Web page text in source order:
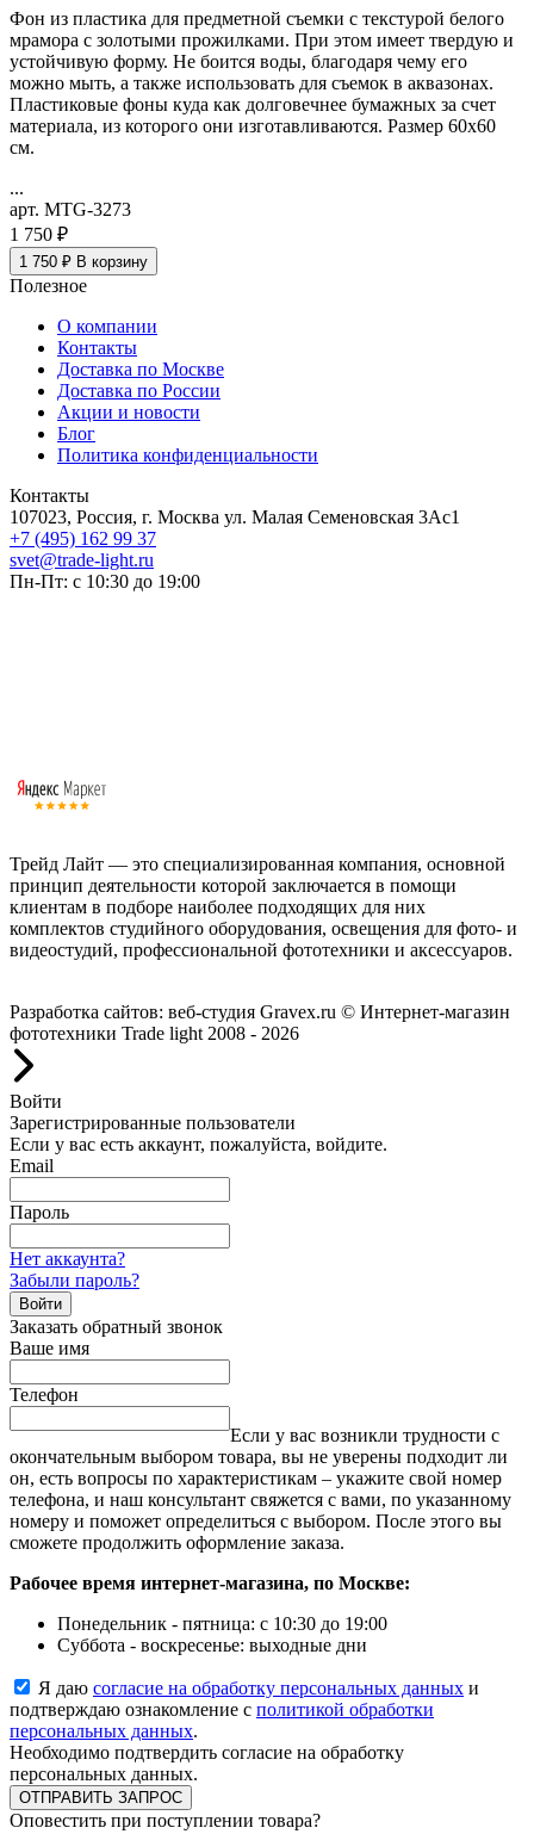
Фон из пластика для предметной съемки с текстурой белого
мрамора с золотыми прожилками. При этом имеет твердую и
устойчивую форму. Не боится воды, благодаря чему его
можно мыть, а также использовать для съемок в аквазонах.
Пластиковые фоны куда как долговечнее бумажных за счет
материала, из которого они изготавливаются. Размер 60х60
см.
...
арт. MTG-3273
1 750 ₽
1 750 ₽ В корзину
Полезное
О компании
Контакты
Доставка по Москве
Доставка по России
Акции и новости
Блог
Политика конфиденциальности
Контакты
107023, Россия, г. Москва ул. Малая Семеновская 3Ас1
+7 (495) 162 99 37
svet@trade-light.ru
Пн-Пт: с 10:30 до 19:00
Трейд Лайт — это специализированная компания, основной
принцип деятельности которой заключается в помощи
клиентам в подборе наиболее подходящих для них
комплектов студийного оборудования, освещения для фото- и
видеостудий, профессиональной фототехники и аксессуаров.
Разработка сайтов: веб-студия Gravex.ru © Интернет-магазин
фототехники Trade light 2008 - 2026
Войти
Зарегистрированные пользователи
Если у вас есть аккаунт, пожалуйста, войдите.
Email
Пароль
Нет аккаунта?
Забыли пароль?
Войти
Заказать обратный звонок
Ваше имя
Телефон
Если у вас возникли трудности с
окончательным выбором товара, вы не уверены подходит ли
он, есть вопросы по характеристикам – укажите свой номер
телефона, и наш консультант свяжется с вами, по указанному
номеру и поможет определиться с выбором. После этого вы
сможете продолжить оформление заказа.
Рабочее время интернет-магазина, по Москве:
Понедельник - пятница: с 10:30 до 19:00
Суббота - воскресенье: выходные дни
Я даю согласие на обработку персональных данных и
подтверждаю ознакомление с политикой обработки
персональных данных.
Необходимо подтвердить согласие на обработку
персональных данных.
ОТПРАВИТЬ ЗАПРОС
Оповестить при поступлении товара?